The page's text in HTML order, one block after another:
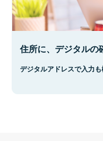
住所に、デジタルの
デジタルアドレスで入力も